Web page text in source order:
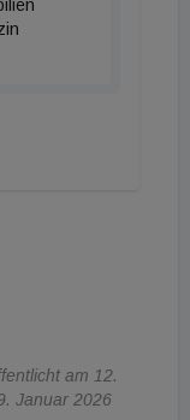
am 12.
Januar 2026